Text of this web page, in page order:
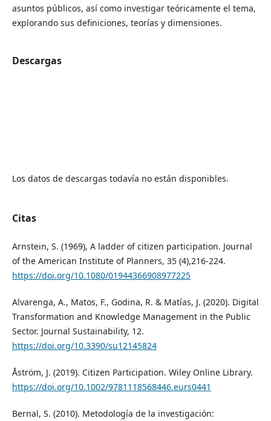
asuntos públicos, así como investigar teóricamente el tema,
explorando sus definiciones, teorías y dimensiones.
Descargas
Los datos de descargas todavía no están disponibles.
Citas
Arnstein, S. (1969), A ladder of citizen participation. Journal
of the American Institute of Planners, 35 (4),216-224.
https://doi.org/10.1080/01944366908977225
Alvarenga, A., Matos, F., Godina, R. & Matías, J. (2020). Digital
Transformation and Knowledge Management in the Public
Sector. Journal Sustainability, 12.
https://doi.org/10.3390/su12145824
Åström, J. (2019). Citizen Participation. Wiley Online Library.
https://doi.org/10.1002/9781118568446.eurs0441
Bernal, S. (2010). Metodología de la investigación: